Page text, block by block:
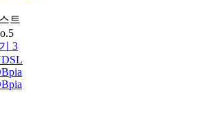
트
3